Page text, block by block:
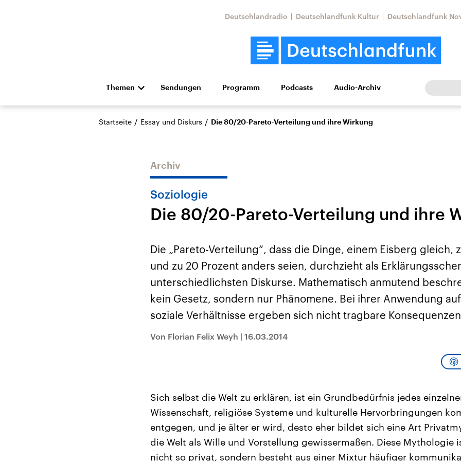
Deutschlandradio Deutschlandfunk Kultur Deutschlandfunk
Themen
Die Nachrichten Politik Wirtschaft Wissen Kultur Europa
Hörspiel und Feature Musik
Landtagswahl Sachsen-
am 6. September 2026
einen neuen Landtag.
Seit 2021 wird das
Koalition aus CDU, SPD
Umfragen, Prognosen,
aktuelle Berichte und
der anstehenden Wahl.
USA
Wirtschaftlich und
militärisch gehören die
Vereinigten Staaten zu
Ländern der Erde, mit
aktuelle Weltgeschehen.
Nahostkonflikt
palästinensischen
Terrororganisation
Hamas im Oktober 2023
auf Israel hat in der
Region wieder die
möchte die Hamas
die Hisbollah im Libanon
vom Iran unterstützt.
Iran
Islamischen
1979 auch
Republik Iran – ist
von einem
Religionsführer
Osten. Eine
zu Israel und zu den
ist fest in der
Staatsideologie
Sendungen Programm Podcasts Audio-Archiv
Startseite / Essay und Diskurs / Die 80/20-Pareto-Verteilung und ihre Wirkung
Archiv
Soziologie
Die 80/20-Pareto-Verteilung und ihre
Die „Pareto-Verteilung“, dass die Dinge, einem Eisberg gleich,
und zu 20 Prozent anders seien, durchzieht als
unterschiedlichsten Diskurse. Mathematisch anmutend
kein Gesetz, sondern nur Phänomene. Bei ihrer Anwendung
soziale Verhältnisse ergeben sich nicht tragbare
Von Florian Felix Weyh | 16.03.2014
Sich selbst die Welt zu erklären, ist ein Grundbedürfnis jedes
Wissenschaft, religiöse Systeme und kulturelle Hervorbringungen
entgegen, und je älter er wird, desto eher bildet sich eine Art
die Welt als Wille und Vorstellung gewissermaßen. Diese Mythologie
nicht so privat, sondern besteht aus einer Mixtur häufiger